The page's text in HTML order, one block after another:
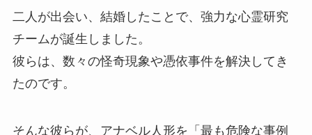
二人が出会い、結婚したことで、強力な心霊研究
チームが誕生しました。
彼らは、数々の怪奇現象や憑依事件を解決してき
たのです。
そんな彼らが、アナベル人形を「最も危険な事例